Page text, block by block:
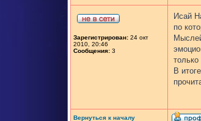
Зарегистрирован: 24 окт
2010, 20:46
Сообщения: 3
Исай
по
В
Вернуться к началу